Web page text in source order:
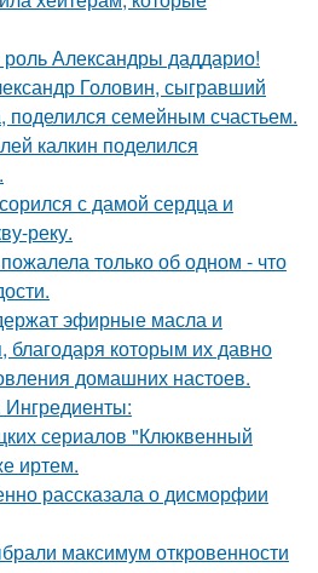
Александры даддарио!
Головин, сыгравший
поделился семейным счастьем.
калкин поделился
с дамой сердца и
реку.
только об одном - что
эфирные масла и
которым их давно
домашних настоев.
Ингредиенты:
сериалов "Клюквенный
иртем.
рассказала о дисморфии
максимум откровенности